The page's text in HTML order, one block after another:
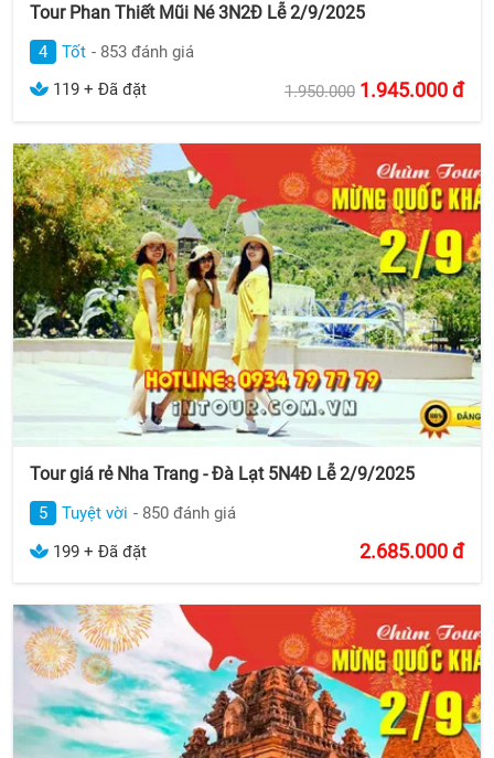
Tour Phan Thiết Mũi Né 3N2Đ Lễ 2/9/2025
4 Tốt - 853 đánh giá
119 + Đã đặt
1.950.000 1.945.000đ
Tour giá rẻ Nha Trang - Đà Lạt 5N4Đ Lễ 2/9/2025
5 Tuyệt vời - 850 đánh giá
199 + Đã đặt
2.685.000đ